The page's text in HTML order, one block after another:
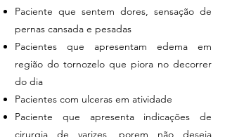
Paciente que sentem dores, sensação de
pernas cansada e pesadas
Pacientes que apresentam edema em
região do tornozelo que piora no decorrer
do dia
Pacientes com ulceras em atividade
Paciente que apresenta indicações de
cirurgia de varizes, porem não deseja